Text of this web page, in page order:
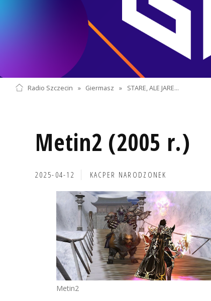
Radio Szczecin » Giermasz » STARE, ALE JARE...
Metin2 (2005 r.)
2025-04-12 KACPER NARODZONEK
Metin2